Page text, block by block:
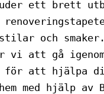
ett brett
och
vi att gå
för att hjälpa
med hjälp av